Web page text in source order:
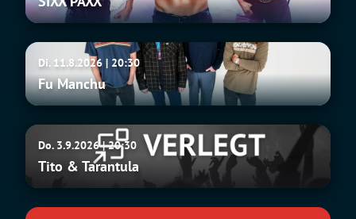
Fu
Manchu
Di. 11.8.2026 | 20:30
Fu Manchu
Tito
Tarantula
Do. 3.9.2026 | 20:30
Tito & Tarantula